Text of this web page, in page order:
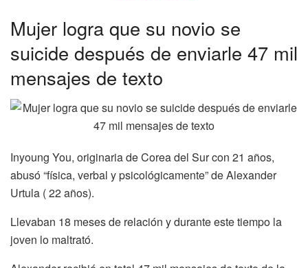
Mujer logra que su novio se
suicide después de enviarle 47 mil
mensajes de texto
Inyoung You, originaria de Corea del Sur con 21 años,
abusó “física, verbal y psicológicamente” de Alexander
Urtula ( 22 años).
Llevaban 18 meses de relación y durante este tiempo la
joven lo maltrató.